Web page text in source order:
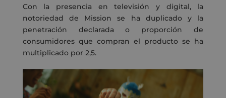
Con la presencia en televisión y digital, la
notoriedad de Mission se ha duplicado y la
penetración declarada o proporción de
consumidores que compran el producto se ha
multiplicado por 2,5.